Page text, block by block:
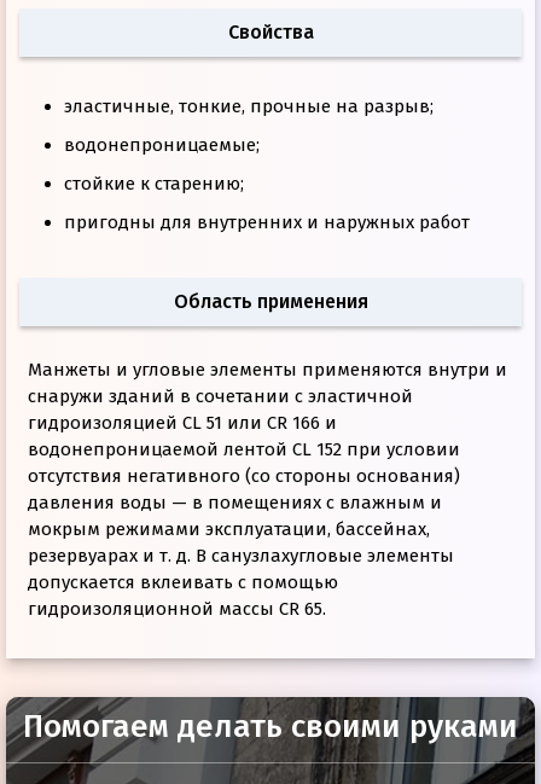
Свойства
эластичные, тонкие, прочные на разрыв;
водонепроницаемые;
стойкие к старению;
пригодны для внутренних и наружных работ
Область применения
Манжеты и угловые элементы применяются внутри и
снаружи зданий в сочетании с эластичной
гидроизоляцией CL 51 или CR 166 и
водонепроницаемой лентой CL 152 при условии
отсутствия негативного (со стороны основания)
давления воды — в помещениях с влажным и
мокрым режимами эксплуатации, бассейнах,
резервуарах и т. д. В санузлахугловые элементы
допускается вклеивать с помощью
гидроизоляционной массы CR 65.
Основа: CL 83
нетканое полотно
Техническая документация
Размер файла:0.09МБ
Помогаем делать своими руками